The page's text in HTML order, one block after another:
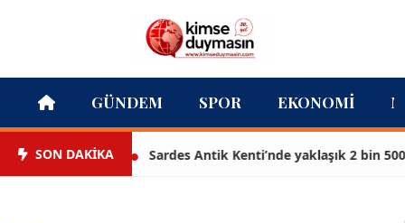
GÜNDEM SPOR EKONOMI
SON DAKİKA Sardes Antik Kenti’nde yaklaşık 2 bin 500